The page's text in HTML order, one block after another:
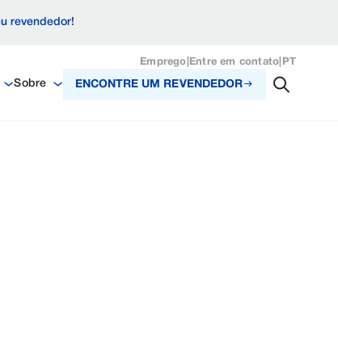
revendedor!
Emprego Entre em contato PT
Sobre ENCONTRE UM REVENDEDOR